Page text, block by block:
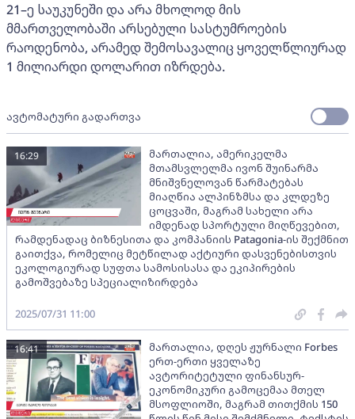
21–ე საუკუნეში და არა მხოლოდ მის
მმართველობაში არსებული სასტუმროების
რაოდენობა, არამედ შემოსავალიც ყოველწლიურად
1 მილიარდი დოლარით იზრდება.
ავტომატური გადართვა
მართალია, ამერიკელმა
მთამსვლელმა ივონ შუინარმა
მნიშვნელოვან წარმატებას
მიაღწია ალპინზმსა და კლდეზე
ცოცვაში, მაგრამ სახელი არა
იმდენად სპორტული მიღწევებით,
რამდენადაც ბიზნესითა და კომპანიის Patagonia-ის შექმნით
გაითქვა, რომელიც მეტწილად აქტიური დასვენებისთვის
ეკოლოგიურად სუფთა სამოსისასა და ეკიპირების
გამოშვებაზე სპეციალიზირდება
16:29
2025/07/31 11:00
მართალია, დღეს ჟურნალი Forbes
ერთ-ერთი ყველაზე
ავტორიტეტული ფინანსურ-
ეკონომიკური გამოცემაა მთელ
მსოფლიოში, მაგრამ თითქმის 150
16:41